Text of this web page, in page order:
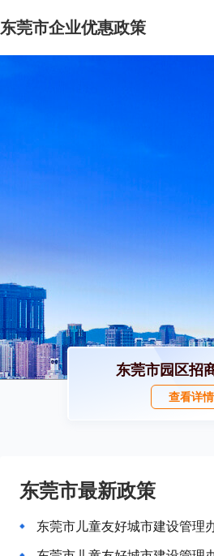
东莞市企业优惠政策
东莞市园区招
查看详
东莞市最新政策
东莞市儿童友好城市建设管理